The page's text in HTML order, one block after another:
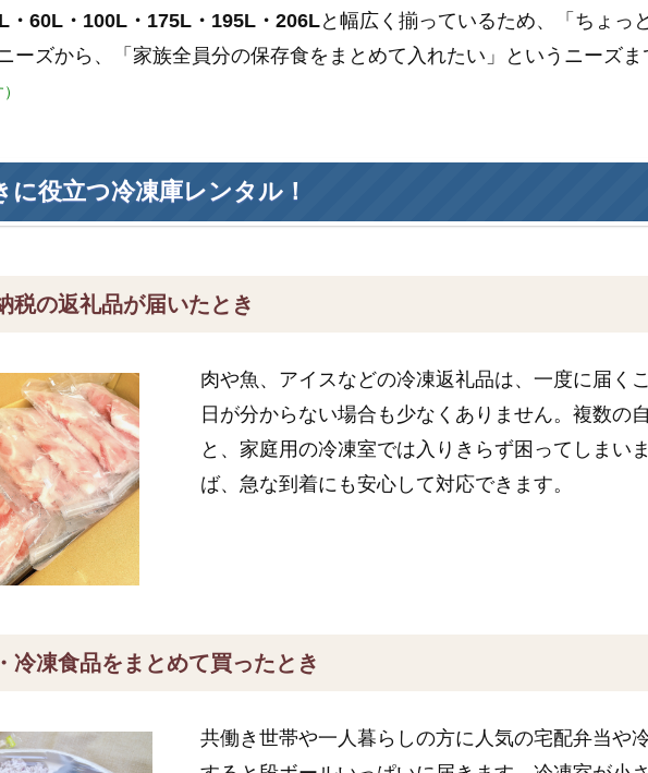
・60L・100L・175L・195L・206Lと幅広く揃っているため、「ちょっ
ーズから、「家族全員分の保存食をまとめて入れたい」というニーズま
に役立つ冷凍庫レンタル！
税の返礼品が届いたとき
肉や魚、アイスなどの冷凍返礼品は、一度に届く
日が分からない場合も少なくありません。複数の
と、家庭用の冷凍室では入りきらず困ってしまい
ば、急な到着にも安心して対応できます。
冷凍食品をまとめて買ったとき
共働き世帯や一人暮らしの方に人気の宅配弁当や